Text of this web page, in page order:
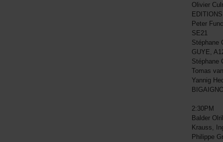
Olivier
Peter
SE21
Stéphane
GUYE,
Stéphane
Tomas
Yannig
2:30PM
Balder
Krauss,
Philippe